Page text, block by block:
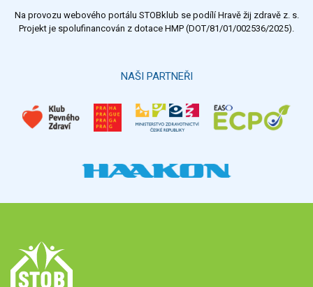
Výsledky Všechny ankety
Na provozu webového portálu STOBklub se podílí Hravě žij zdravě z. s.
Projekt je spolufinancován z dotace HMP (DOT/81/01/002536/2025).
NAŠI PARTNEŘI